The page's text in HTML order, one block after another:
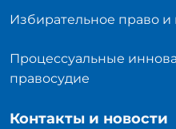
Избирательное право и
Процессуальные
правосудие
Контакты и новости